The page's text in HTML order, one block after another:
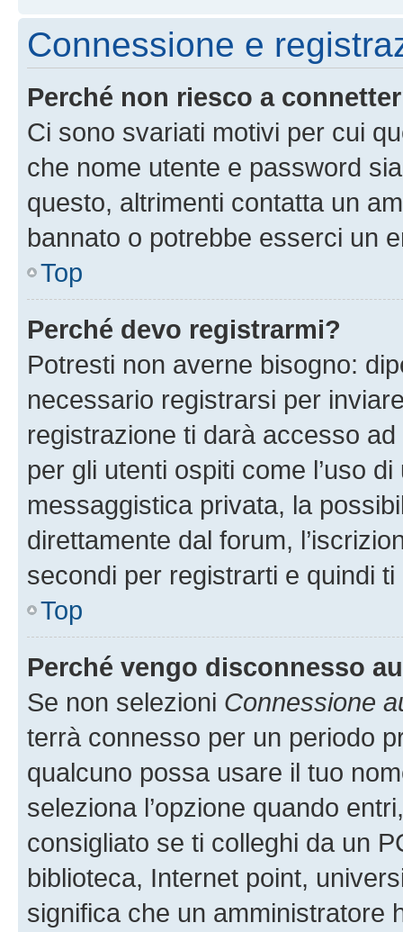
Connessione e
Perché non riesco a
Ci sono svariati motivi per cui
che nome utente e password
questo, altrimenti contatta un
bannato o potrebbe esserci un
Top
Perché devo registrarmi?
Potresti non averne bisogno:
necessario registrarsi per
registrazione ti darà accesso
per gli utenti ospiti come l’uso
messaggistica privata, la
direttamente dal forum,
secondi per registrarti e quindi
Top
Perché vengo disconnesso
Se non selezioni Connessione
terrà connesso per un periodo
qualcuno possa usare il tuo
seleziona l’opzione quando
consigliato se ti colleghi da un
biblioteca, Internet point,
significa che un amministratore